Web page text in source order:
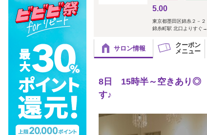
5.00
東京都墨田区錦糸２－
錦糸町駅 北口よりすぐ
サロン情報
クーポン
メニュー
8日 15時半～空きあり◎
す♪